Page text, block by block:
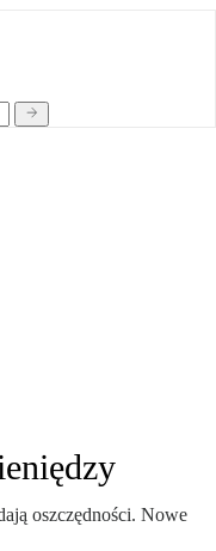
oszczędności. Nowe